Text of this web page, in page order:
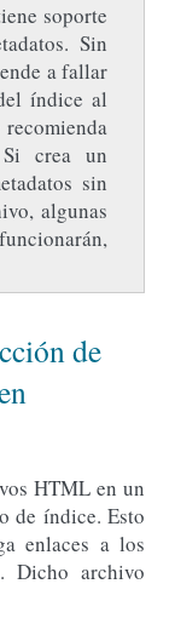
soporte
Sin
a fallar
índice al
crea un
sin
algunas
de
HTML en un
de índice. Esto
enlaces a los
Dicho archivo